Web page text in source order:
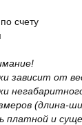
счету
зависит от
(длина-
и